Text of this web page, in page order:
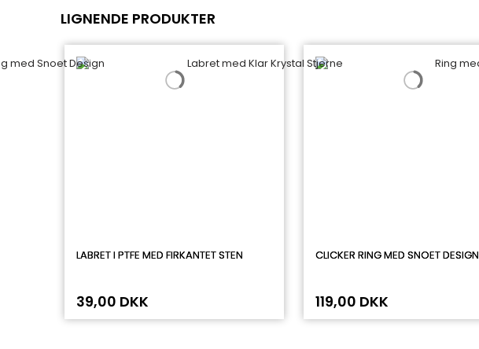
LIGNENDE PRODUKTER
LABRET I PTFE MED FIRKANTET STEN
39,00 DKK
CLICKER RING MED SNOET DESIGN
119,00 DKK